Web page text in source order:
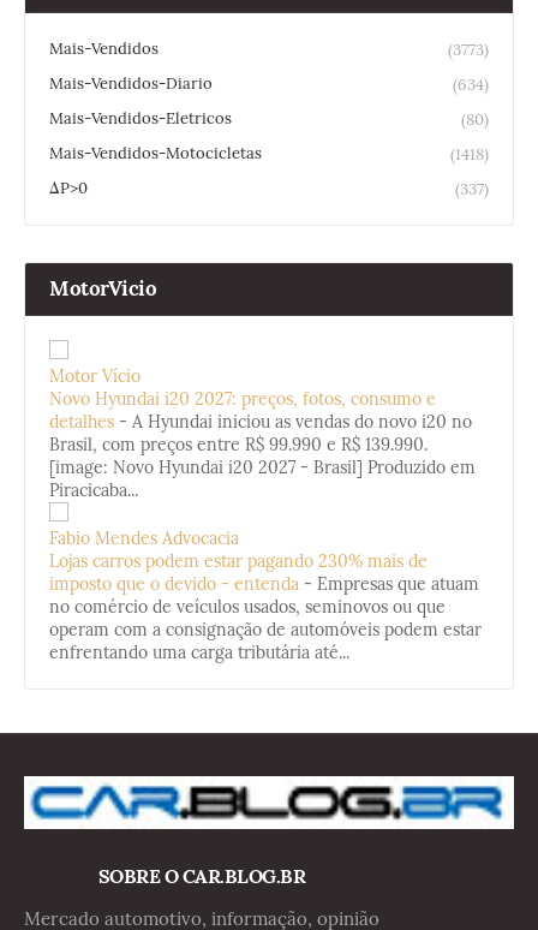
Mais-Vendidos
(3773)
Mais-Vendidos-Diario
(634)
Mais-Vendidos-Eletricos
(80)
Mais-Vendidos-Motocicletas
(1418)
ΔP>0
(337)
MotorVicio
Motor Vício
Novo Hyundai i20 2027: preços, fotos, consumo e
detalhes - A Hyundai iniciou as vendas do novo i20 no
Brasil, com preços entre R$ 99.990 e R$ 139.990.
[image: Novo Hyundai i20 2027 - Brasil] Produzido em
Piracicaba...
Fabio Mendes Advocacia
Lojas carros podem estar pagando 230% mais de
imposto que o devido - entenda - Empresas que atuam
no comércio de veículos usados, seminovos ou que
operam com a consignação de automóveis podem estar
enfrentando uma carga tributária até...
SOBRE O CAR.BLOG.BR
Mercado automotivo, informação, opinião